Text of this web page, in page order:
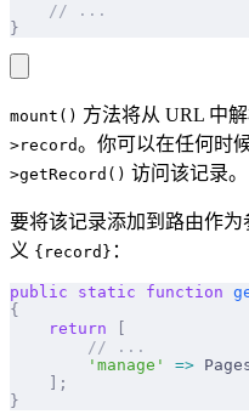
    // ...
}
mount() 方法将从 URL 中
>record。你可以在任何时
>getRecord() 访问该记录。
要将该记录添加到路由作为
义 {record} ：
public static function
{
    return
        // ...
        'manage'
=>
    ];
}